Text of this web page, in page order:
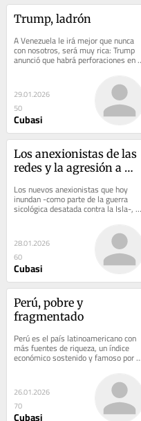
Trump, ladrón
A Venezuela le irá mejor que nunca
con nosotros, será muy rica: Trump
anunció que habrá perforaciones en
campos petroleros venezolanos muy
29.01.2026
50
Cubasi
Los anexionistas de las
redes y la agresión a
Los nuevos anexionistas que hoy
inundan -como parte de la guerra
sicológica desatada contra la Isla-,
las redes sociales, andan de
28.01.2026
60
Cubasi
Perú, pobre y
fragmentado
Perú es el país latinoamericano con
más fuentes de riqueza, un índice
económico sostenido y famoso por
su abundancia de oro, el turismo y
26.01.2026
70